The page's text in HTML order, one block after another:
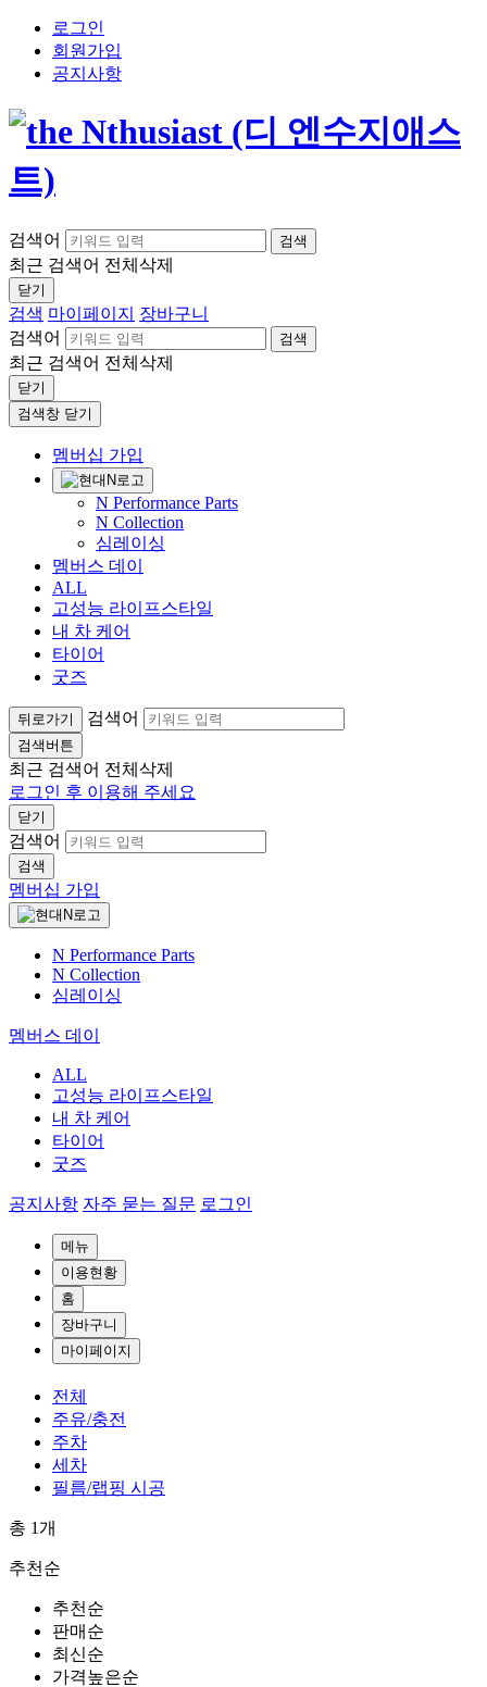
로그인
회원가입
공지사항
검색어 검색
최근 검색어 전체삭제
닫기
검색 마이페이지
장바구니
검색어
검색
최근 검색어 전체삭제
닫기
검색창 닫기
멤버십 가입
N Performance Parts
N Collection
심레이싱
멤버스 데이
ALL
고성능 라이프스타일
내 차 케어
타이어
굿즈
뒤로가기 검색어
검색버튼
최근 검색어 전체삭제
로그인 후 이용해 주세요
닫기
검색어
검색
멤버십 가입
N Performance Parts
N Collection
심레이싱
멤버스 데이
ALL
고성능 라이프스타일
내 차 케어
타이어
굿즈
공지사항 자주 묻는 질문 로그인
메뉴
이용현황
홈
장바구니
마이페이지
전체
주유/충전
주차
세차
필름/랩핑 시공
총 1개
추천순
추천순
판매순
최신순
가격높은순